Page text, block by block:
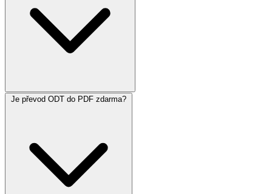
Je převod ODT do PDF zdarma?